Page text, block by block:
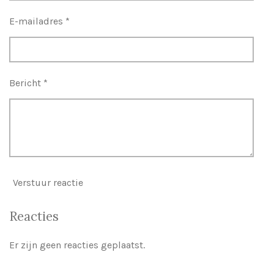
E-mailadres *
Bericht *
Verstuur reactie
Reacties
Er zijn geen reacties geplaatst.